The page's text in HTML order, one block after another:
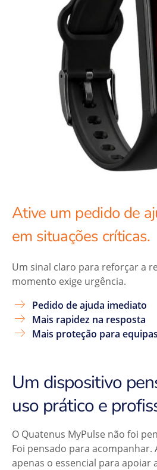
Ative um pedido de
em situações críticas.
Um sinal claro para reforçar a
momento exige urgência.
Pedido de ajuda imediato
Mais rapidez na resposta
Mais proteção para
Um dispositivo
uso prático e
O Quatenus MyPulse não foi
Foi pensado para acompanhar.
apenas o essencial para apoiar